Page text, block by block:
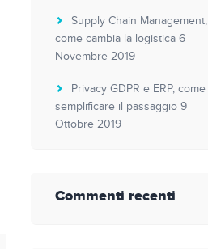
Supply Chain Management,
come cambia la logistica 6
Novembre 2019
Privacy GDPR e ERP, come
semplificare il passaggio 9
Ottobre 2019
Commenti recenti